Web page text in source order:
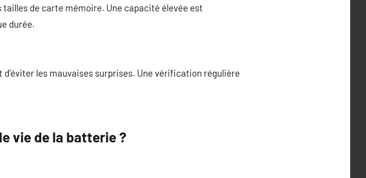
de carte mémoire. Une capacité élevée est
durée.
les mauvaises surprises. Une vérification régulière
vie de la batterie ?